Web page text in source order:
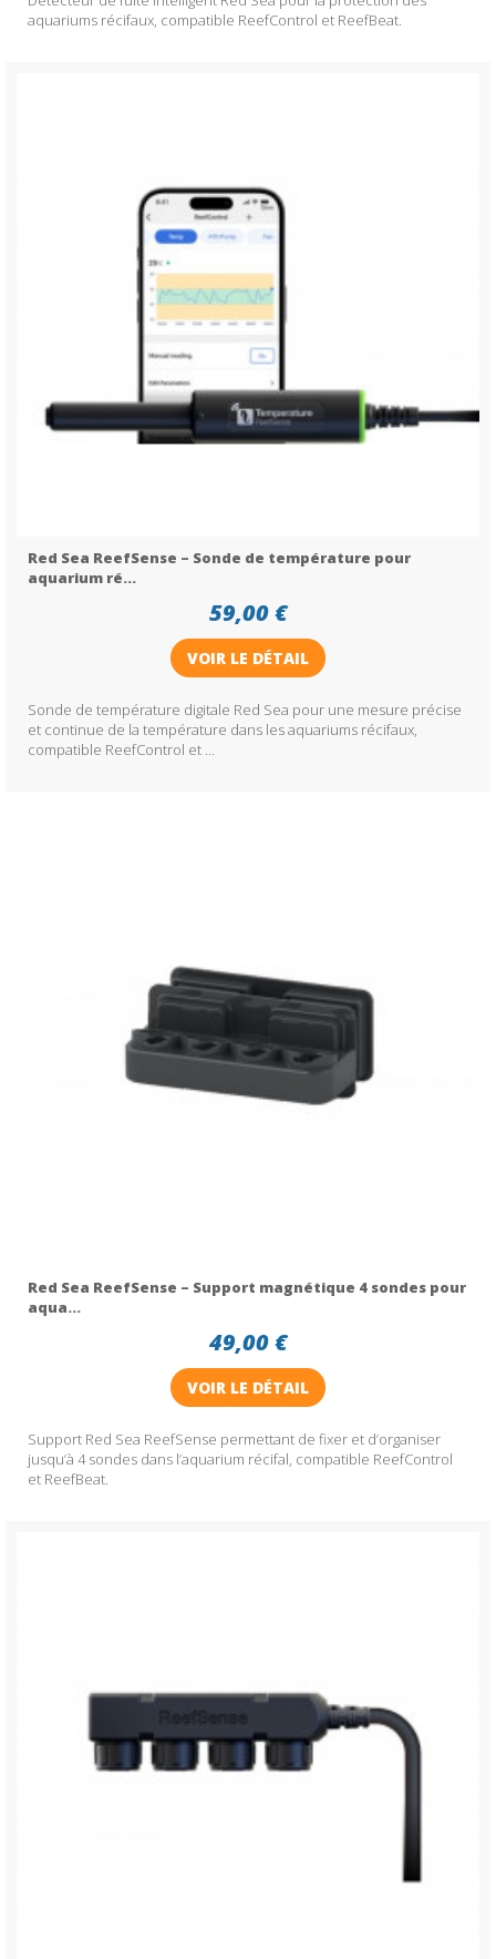
aquariums récifaux, compatible ReefControl et ReefBeat.
Red Sea ReefSense – Sonde de température pour
aquarium ré...
59,00 €
VOIR LE DÉTAIL
Sonde de température digitale Red Sea pour une mesure précise
et continue de la température dans les aquariums récifaux,
compatible ReefControl et ...
Red Sea ReefSense – Support magnétique 4 sondes pour
aqua...
49,00 €
VOIR LE DÉTAIL
Support Red Sea ReefSense permettant de fixer et d’organiser
jusqu’à 4 sondes dans l’aquarium récifal, compatible ReefControl
et ReefBeat.